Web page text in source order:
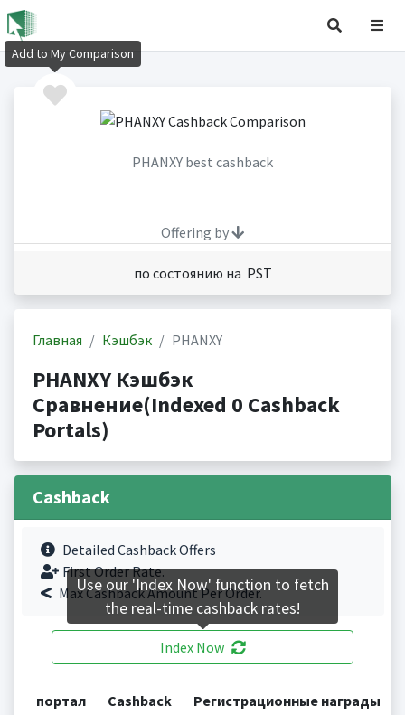
PHANXY best cashback
Offering by
по состоянию на PST
Главная Кэшбэк PHANXY
PHANXY Кэшбэк
Сравнение(Indexed 0 Cashback
Portals)
Cashback
Detailed Cashback Offers
First Order Rate.
Max Cashback Amount Per Order.
Index Now
портал Cashback Регистрационные награды
Add to My Comparison
Use our 'Index Now' function to fetch
the real-time cashback rates!